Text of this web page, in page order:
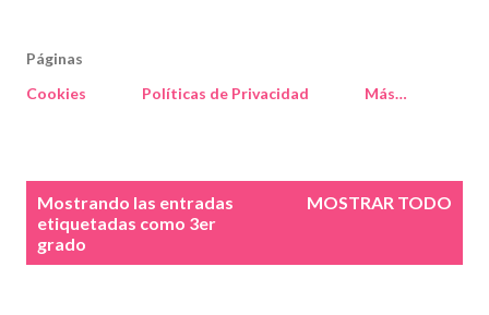
Páginas
Cookies
Políticas de Privacidad Más…
Mostrando las entradas
etiquetadas como 3er
grado
MOSTRAR TODO